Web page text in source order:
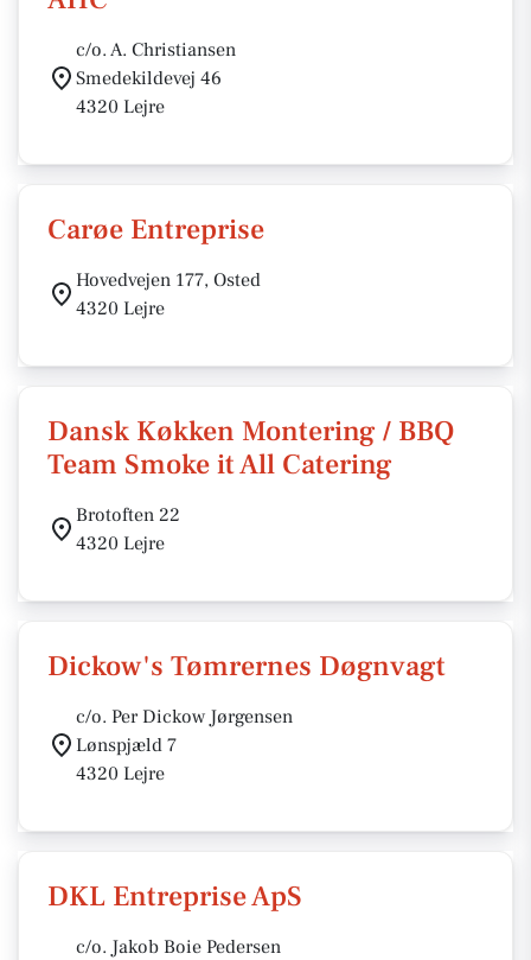
c/o. A. Christiansen
Smedekildevej 46
4320 Lejre
Carøe Entreprise
Hovedvejen 177, Osted
4320 Lejre
Dansk Køkken Montering / BBQ
Team Smoke it All Catering
Brotoften 22
4320 Lejre
Dickow's Tømrernes Døgnvagt
c/o. Per Dickow Jørgensen
Lønspjæld 7
4320 Lejre
DKL Entreprise ApS
c/o. Jakob Boie Pedersen